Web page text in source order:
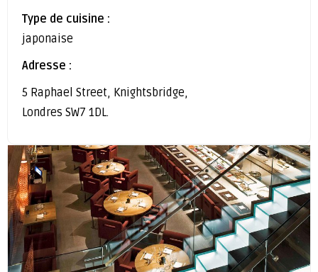
Type de cuisine :
japonaise
Adresse :
5 Raphael Street, Knightsbridge,
Londres SW7 1DL.